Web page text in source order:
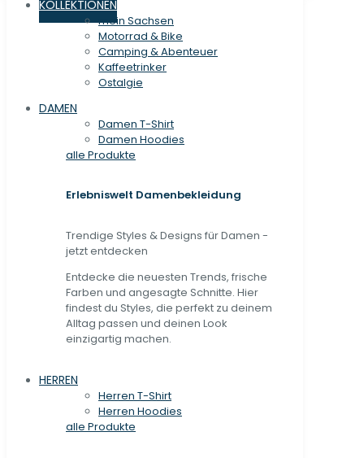
KOLLEKTIONEN
mein Sachsen
Motorrad & Bike
Camping & Abenteuer
Kaffeetrinker
Ostalgie
DAMEN
Damen T-Shirt
Damen Hoodies
alle Produkte
Erlebniswelt Damenbekleidung
Trendige Styles & Designs für Damen -
jetzt entdecken
Entdecke die neuesten Trends, frische
Farben und angesagte Schnitte. Hier
findest du Styles, die perfekt zu deinem
Alltag passen und deinen Look
einzigartig machen.
HERREN
Herren T-Shirt
Herren Hoodies
alle Produkte